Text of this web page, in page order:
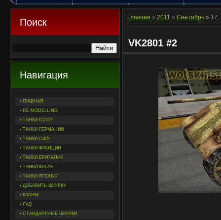
ПОНЕДЕЛЬНИК, 10.8.2026
ДОБАВИТЬ
КЛАНЫ FAQ
Поиск
Навигация
ГЛАВНАЯ
RE-MODELLING
ТАНКИ СССР
ТАНКИ ГЕРМАНИИ
ТАНКИ США
ТАНКИ ФРАНЦИИ
ТАНКИ БРИТАНИИ
ТАНКИ КИТАЯ
ТАНКИ ЯПОНИИ
ДОБАВИТЬ ШКУРКУ
КЛАНЫ
FAQ
СТАНДАРТНЫЕ ШКУРКИ
Главная » 2011 » Сентябрь » 17
VK2801 #2